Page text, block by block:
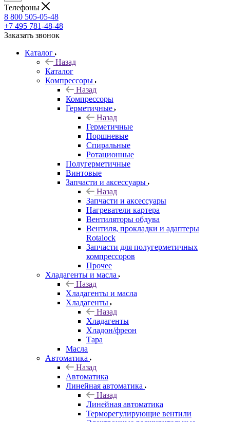
Телефоны
8 800 505-05-48
+7 495 781-48-48
Заказать звонок
Каталог
Назад
Каталог
Компрессоры
Назад
Компрессоры
Герметичные
Назад
Герметичные
Поршневые
Спиральные
Ротационные
Полугерметичные
Винтовые
Запчасти и аксессуары
Назад
Запчасти и аксессуары
Нагреватели картера
Вентиляторы обдува
Вентиля, прокладки и адаптеры
Rotalock
Запчасти для полугерметичных
компрессоров
Прочее
Хладагенты и масла
Назад
Хладагенты и масла
Хладагенты
Назад
Хладагенты
Хладон/фреон
Тара
Масла
Автоматика
Назад
Автоматика
Линейная автоматика
Назад
Линейная автоматика
Терморегулирующие вентили